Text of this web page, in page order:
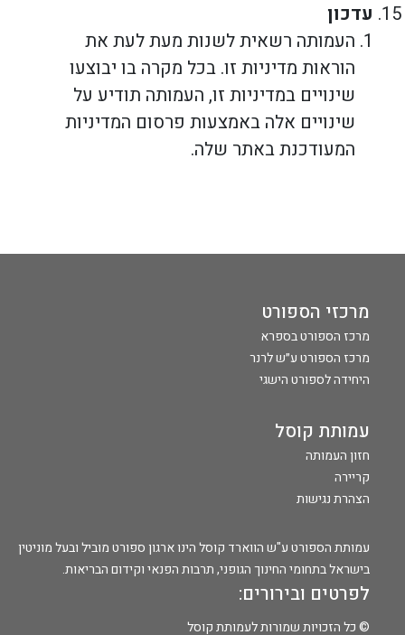
עדכון
העמותה רשאית לשנות מעת לעת את
הוראות מדיניות זו. בכל מקרה בו יבוצעו
שינויים במדיניות זו, העמותה תודיע על
שינויים אלה באמצעות פרסום המדיניות
המעודכנת באתר שלה.
מרכזי הספורט
מרכז הספורט בספרא
מרכז הספורט ע״ש לרנר
היחידה לספורט הישגי
עמותת קוסל
חזון העמותה
קריירה
הצהרת נגישות
עמותת הספורט ע"ש הווארד קוסל הינו ארגון ספורט מוביל ובעל מוניטין
בישראל בתחומי החינוך הגופני, תרבות הפנאי וקידום הבריאות.
לפרטים ובירורים:
© כל הזכויות שמורות לעמותת קוסל